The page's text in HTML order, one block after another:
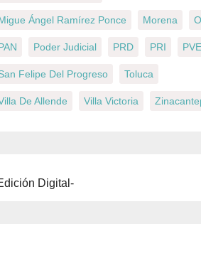
Ángel Ramírez Ponce Morena
Poder Judicial PRD PRI
Felipe Del Progreso Toluca
De Allende Villa Victoria
Digital-